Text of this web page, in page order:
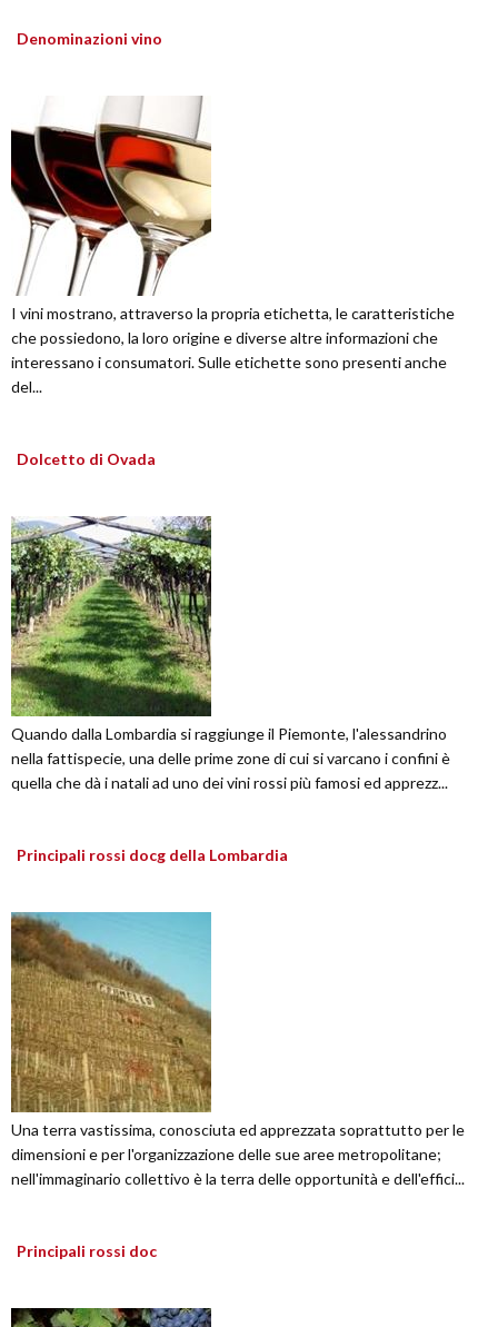
Denominazioni vino
I vini mostrano, attraverso la propria etichetta, le caratteristiche
che possiedono, la loro origine e diverse altre informazioni che
interessano i consumatori. Sulle etichette sono presenti anche
del...
Dolcetto di Ovada
Quando dalla Lombardia si raggiunge il Piemonte, l'alessandrino
nella fattispecie, una delle prime zone di cui si varcano i confini è
quella che dà i natali ad uno dei vini rossi più famosi ed apprezz...
Principali rossi docg della Lombardia
Una terra vastissima, conosciuta ed apprezzata soprattutto per le
dimensioni e per l'organizzazione delle sue aree metropolitane;
nell'immaginario collettivo è la terra delle opportunità e dell'effici...
Principali rossi doc